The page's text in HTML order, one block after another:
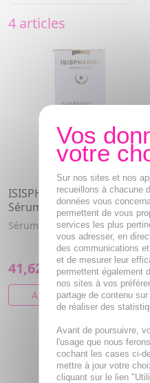
4 articles
ISISPHARMA Geneskin Lift
Sérum Liftant 28ml
Sérum liftant, hydratation 8h.
41,62€
AJOUTER AU PANIER
Sur nos sites et nos
recueillons à chacune
données vous
permettent de vous
services les plus
vous adresser, en
des communications
et de mesurer leur
permettent également
nos sites à vos
partage de contenu
de réaliser des
Avant de poursuivre,
l'usage que nous
cochant les cases ci-
mettre à jour votre
cliquant sur le lien